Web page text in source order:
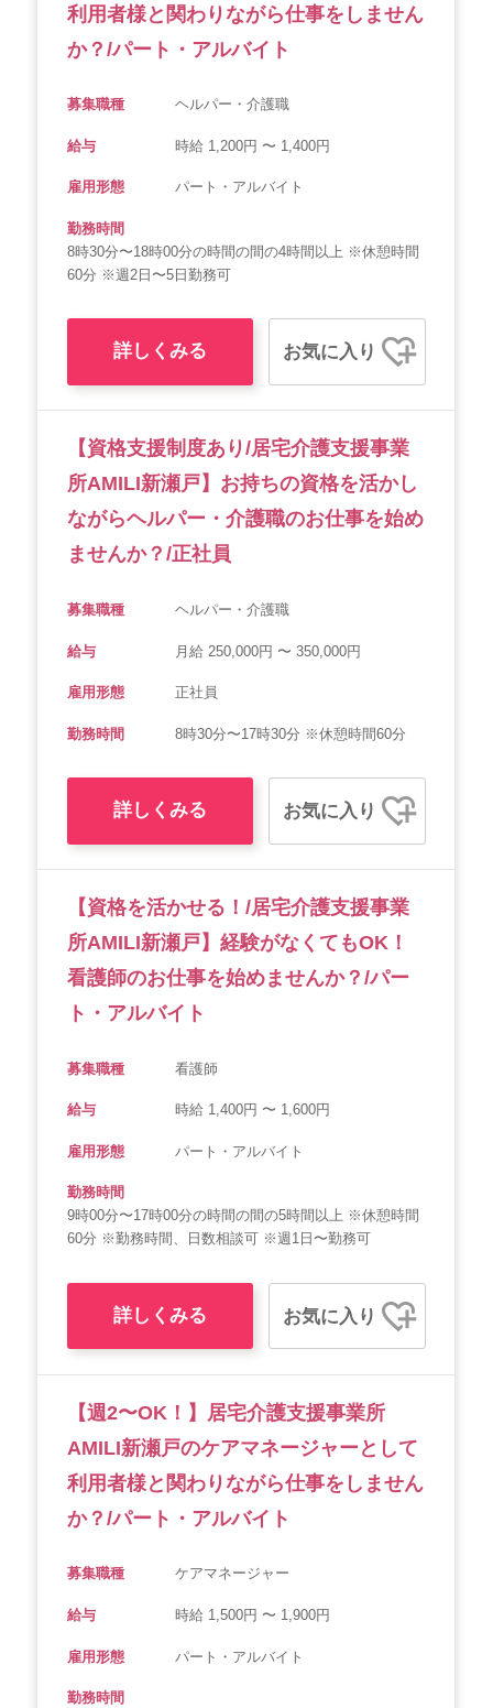
利用者様と関わりながら仕事をしません
か？/パート・アルバイト
募集職種 ヘルパー・介護職
給与 時給 1,200円 〜 1,400円
雇用形態 パート・アルバイト
勤務時間
8時30分〜18時00分の時間の間の4時間以上 ※休憩時間
60分 ※週2日〜5日勤務可
詳しくみる お気に入り
【資格支援制度あり/居宅介護支援事業
所AMILI新瀬戸】お持ちの資格を活かし
ながらヘルパー・介護職のお仕事を始め
ませんか？/正社員
募集職種 ヘルパー・介護職
給与 月給 250,000円 〜 350,000円
雇用形態 正社員
勤務時間 8時30分〜17時30分 ※休憩時間60分
詳しくみる お気に入り
【資格を活かせる！/居宅介護支援事業
所AMILI新瀬戸】経験がなくてもOK！
看護師のお仕事を始めませんか？/パー
ト・アルバイト
募集職種 看護師
給与 時給 1,400円 〜 1,600円
雇用形態 パート・アルバイト
勤務時間
9時00分〜17時00分の時間の間の5時間以上 ※休憩時間
60分 ※勤務時間、日数相談可 ※週1日〜勤務可
詳しくみる お気に入り
【週2〜OK！】居宅介護支援事業所
AMILI新瀬戸のケアマネージャーとして
利用者様と関わりながら仕事をしません
か？/パート・アルバイト
募集職種 ケアマネージャー
給与 時給 1,500円 〜 1,900円
雇用形態 パート・アルバイト
勤務時間